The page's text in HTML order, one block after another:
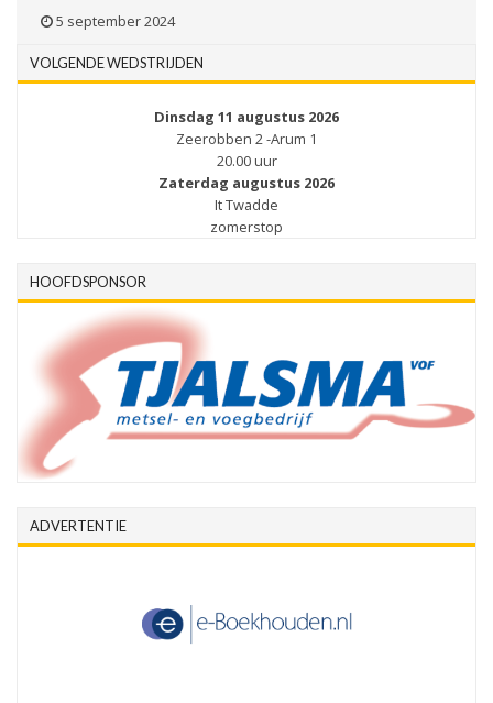
5 september 2024
VOLGENDE WEDSTRIJDEN
Dinsdag 11 augustus 2026
Zeerobben 2 -Arum 1
20.00 uur
Zaterdag augustus 2026
It Twadde
zomerstop
HOOFDSPONSOR
ADVERTENTIE